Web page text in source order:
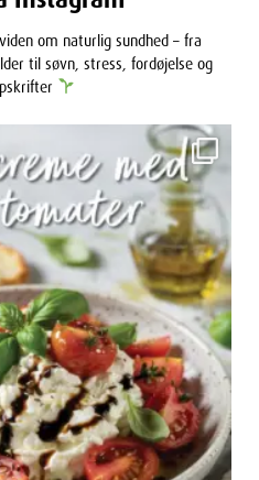
om naturlig sundhed – fra
til søvn, stress, fordøjelse og